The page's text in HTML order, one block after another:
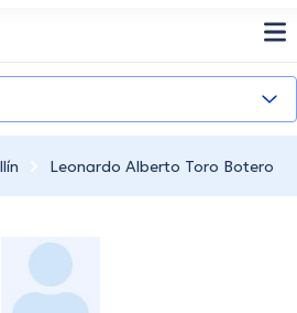
Leonardo Alberto Toro Botero